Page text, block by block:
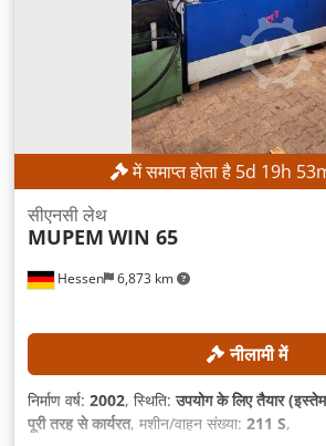
में समाप्त होता है 5d 19h 53
Hessen 6,873 km
सीएनसी लेथ
MUPEM WIN 65
नीलामी में
निर्माण वर्ष: 2002, स्थिति:उपयोग के लिए तैयार
पूरी तरह से कार्यरत, मशीन/वाहन संख्या: 211 S,